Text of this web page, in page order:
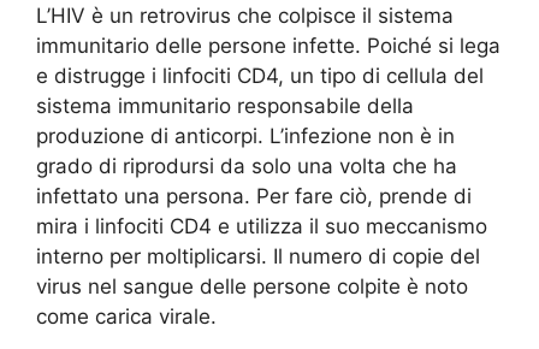
L’HIV è un retrovirus che colpisce il sistema
immunitario delle persone infette. Poiché si lega
e distrugge i linfociti CD4, un tipo di cellula del
sistema immunitario responsabile della
produzione di anticorpi. L’infezione non è in
grado di riprodursi da solo una volta che ha
infettato una persona. Per fare ciò, prende di
mira i linfociti CD4 e utilizza il suo meccanismo
interno per moltiplicarsi. Il numero di copie del
virus nel sangue delle persone colpite è noto
come carica virale.